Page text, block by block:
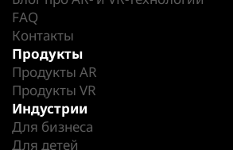
FAQ
Контакты
Продукты
Продукты AR
Продукты VR
Индустрии
Для бизнеса
Для детей